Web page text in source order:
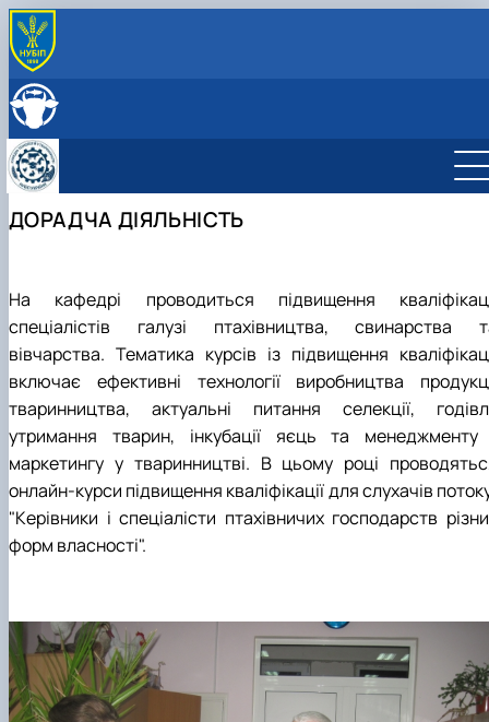
ABOUT
EDUCATION
Courses
RESEARCH
Scientific achievements of the department
ДОРАДЧА ДІЯЛЬНІСТЬ
На кафедрі проводиться підвищення
спеціалістів галузі птахівництва, свинарства
вівчарства. Тематика курсів із підвищення
включає ефективні технології виробництва
тваринництва, актуальні питання селекції,
утримання тварин, інкубації яєць та менеджменту
маркетингу у тваринництві. В цьому році
онлайн-курси підвищення кваліфікації для слухачів
"Керівники і спеціалісти птахівничих господарств
форм власності".